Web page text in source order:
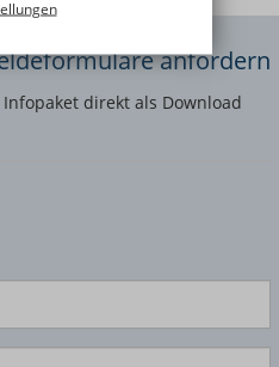
anfordern
direkt als Download